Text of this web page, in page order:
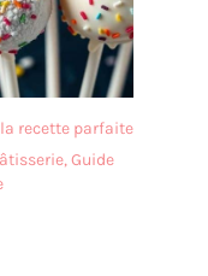
nettoyer au
Après le
doit être
le garder au
: si vous
des difficultés,
recette parfaite
,Guide